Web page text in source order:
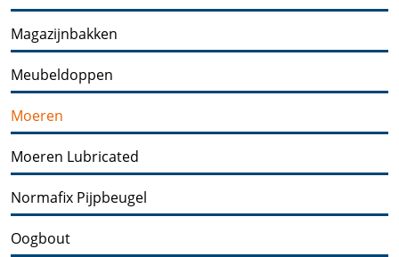
Magazijnbakken
Meubeldoppen
Moeren
Moeren Lubricated
Normafix Pijpbeugel
Oogbout